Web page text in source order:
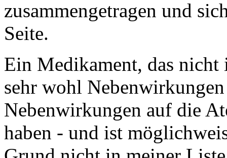
zusammengetragen und
Seite.
Ein Medikament, das nicht
sehr wohl
Nebenwirkungen auf die
haben - und ist